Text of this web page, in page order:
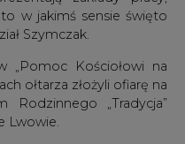
w jakimś sensie święto
Szymczak.
„Pomoc Kościołowi na
ołtarza złożyli ofiarę na
Rodzinnego „Tradycja”
Lwowie.